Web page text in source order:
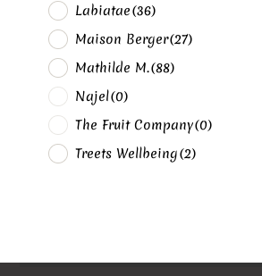
Labiatae(36)
Maison Berger(27)
Mathilde M.(88)
Najel(0)
The Fruit Company(0)
Treets Wellbeing(2)